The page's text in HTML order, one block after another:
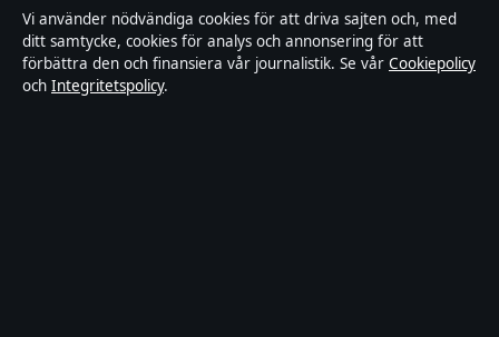
Integritetspolicy
Kändisar & integritet
Vi använder nödvändiga cookies för att driva sajten och, med
ditt samtycke, cookies för analys och annonsering för att
förbättra den och finansiera vår journalistik. Se vår Cookiepolicy
och Integritetspolicy.